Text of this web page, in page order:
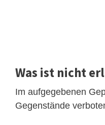
Was ist nicht
Im aufgegebenen
Gegenstände